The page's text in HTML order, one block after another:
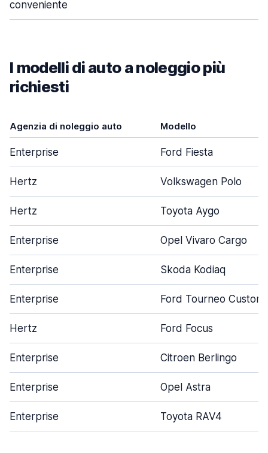
conveniente
I modelli di auto a noleggio più
richiesti
Agenzia di noleggio auto Modello
Enterprise Ford Fiesta
Hertz Volkswagen Polo
Hertz Toyota Aygo
Enterprise Opel Vivaro Cargo
Enterprise Skoda Kodiaq
Enterprise Ford Tourneo Custom
Hertz Ford Focus
Enterprise Citroen Berlingo
Enterprise Opel Astra
Enterprise Toyota RAV4